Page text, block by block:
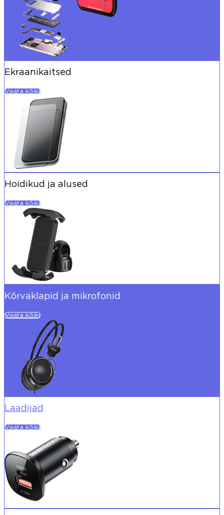
Ekraanikaitsed
Vaata kõiki
Hoidikud ja alused
Vaata kõiki
Kõrvaklapid ja mikrofonid
Vaata kõiki
Laadijad
Vaata kõiki